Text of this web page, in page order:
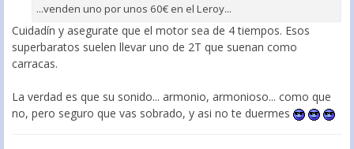
...venden uno por unos 60€ en el Leroy...
Cuidadín y asegurate que el motor sea de 4 tiempos. Esos
superbaratos suelen llevar uno de 2T que suenan como
carracas.
La verdad es que su sonido... armonio, armonioso... como que
no, pero seguro que vas sobrado, y asi no te duermes